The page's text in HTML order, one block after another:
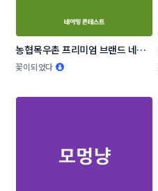
농협목우촌 프리미엄 브랜드 네이
밍 공모
꽃이되었다